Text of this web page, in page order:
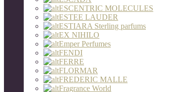
ESCENTRIC MOLECULES
ESTEE LAUDER
ESTIARA Sterling parfums
EX NIHILO
Emper Perfumes
FENDI
FERRE
FLORMAR
FREDERIC MALLE
Fragrance World